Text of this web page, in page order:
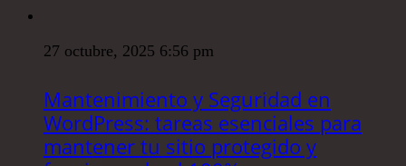
27 octubre, 2025 6:56 pm
Mantenimiento y Seguridad en
WordPress: tareas esenciales para
mantener tu sitio protegido y